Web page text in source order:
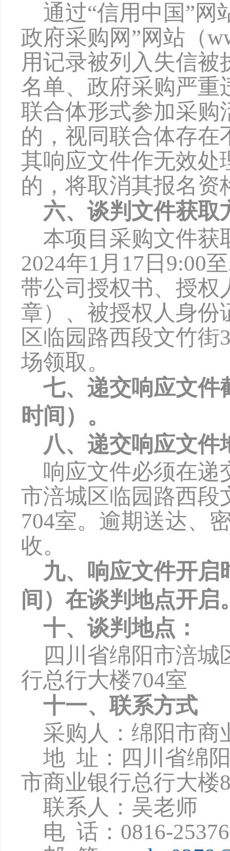
通过“信用中国”网
政府采购网”网站（
用记录被列入失信
名单、政府采购严重
联合体形式参加采购
的，视同联合体存
其响应文件作无效处
的，将取消其报名资
六、谈判文件获取
本项目采购文件获
2024年1 月 17 日 9:00至
带公司授权书、授权
章）、被授权人身份
区临园路西段文竹
场领取。
七、递交响应文件
时间）。
八、递交响应文件
响应文件必须在递
市涪城区临园路西段
704室。逾期送达、
收。
九、响应文件开启
间）在谈判地点开启
十、谈判地点：
四川省绵阳市涪
行总行大楼704室
十一、联系方式
采购人：绵阳市商
地 址：四川省绵
市商业银行总行大楼
联系人：吴老师
电 话： 0816-